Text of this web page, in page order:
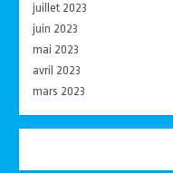
juillet 2023
juin 2023
mai 2023
avril 2023
mars 2023